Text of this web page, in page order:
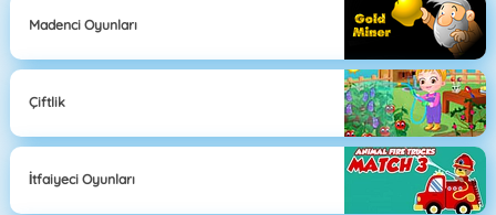
Madenci Oyunları
Çiftlik
İtfaiyeci Oyunları